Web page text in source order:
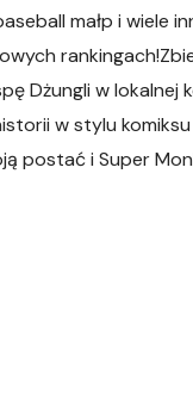
małp i
Dżungli w
w stylu
postać i Super